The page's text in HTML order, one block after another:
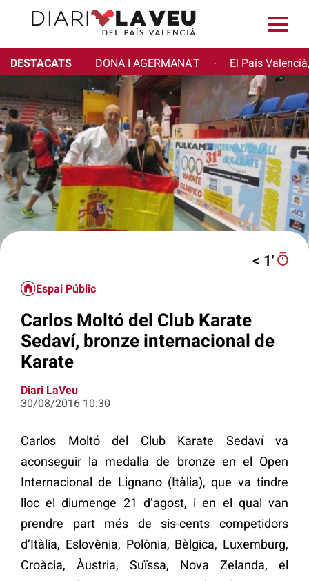
DESTACATS DONA I AGERMANA'T · El País
< 1′
Espai Públic
Carlos Moltó del Club Karate
Sedaví, bronze internacional de
Karate
Diari LaVeu
30/08/2016 10:30
Carlos Moltó del Club Karate Sedaví va
aconseguir la medalla de bronze en el Open
Internacional de Lignano (Itàlia), que va tindre
lloc el diumenge 21 d’agost, i en el qual van
prendre part més de sis-cents competidors
d’Itàlia, Eslovènia, Polònia, Bèlgica, Luxemburg,
Croàcia, Àustria, Suïssa, Nova Zelanda, el